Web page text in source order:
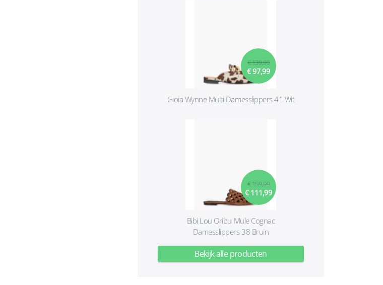
€ 139,99
€ 97,99
Gioia Wynne Multi Damesslippers 41 Wit
€ 159,99
€ 111,99
Bibi Lou Oribu Mule Cognac
Damesslippers 38 Bruin
Bekijk alle producten